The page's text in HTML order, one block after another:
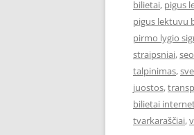
bilietai, pigus
pigus lektuvu
pirmo lygio
straipsniai,
talpinimas,
juostos,
bilietai
tvarkaraščiai,